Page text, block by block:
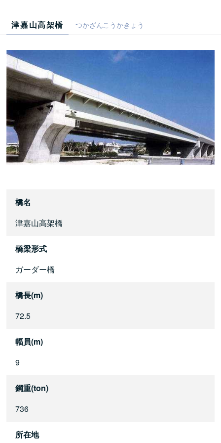
津嘉山高架橋 つかざんこうかきょう
橋名
津嘉山高架橋
橋梁形式
ガーダー橋
橋長(m)
72.5
幅員(m)
9
鋼重(ton)
736
所在地